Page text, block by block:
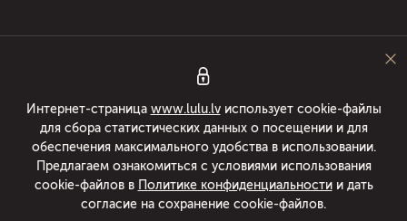
Следите за нами
Pica Lulū - лучшая пицца в Риге, Юрмале, Адажи и Кекаве! Доставка еды
24/7 в течении 49 минут или пицца бесплатно! Раскатываем пиццы с
1994 года.
Интернет-страница www.lulu.lvиспользует cookie-файлы
для сбора статистических данных о посещении и для
обеспечения максимального удобства в использовании.
Предлагаем ознакомиться с условиями использования
cookie-файлов в Политике конфиденциальностии дать
согласие на сохранение cookie-файлов.